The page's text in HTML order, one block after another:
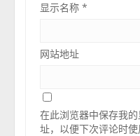
显示名称*
网站地址
在此浏览器中保存我
址，以便下次评论时使